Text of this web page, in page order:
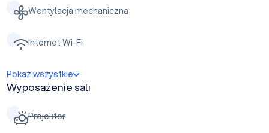
Wentylacja mechaniczna
Internet Wi-Fi
Pokaż wszystkie
Wyposażenie sali
Projektor